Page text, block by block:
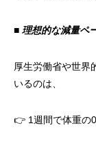
■ 理想的な減量ペ
厚生労働省や世界
いるのは、
👉 1週間で体重の